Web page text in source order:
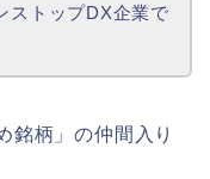
ストップDX企業で
銘柄」の仲間入り